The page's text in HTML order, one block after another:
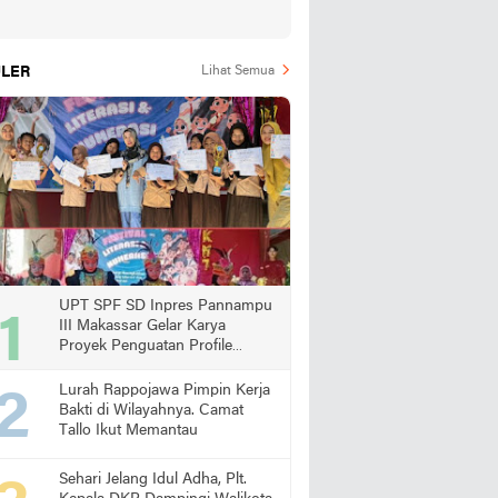
Lihat Semua
UPT SPF SD Inpres Pannampu
III Makassar Gelar Karya
Proyek Penguatan Profile
Lurah Rappojawa Pimpin Kerja
Bakti di Wilayahnya. Camat
Tallo Ikut Memantau
Sehari Jelang Idul Adha, Plt.